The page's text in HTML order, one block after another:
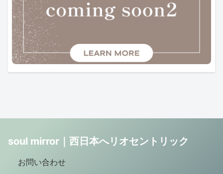
soul mirror｜西日本へリオセントリック
お問い合わせ